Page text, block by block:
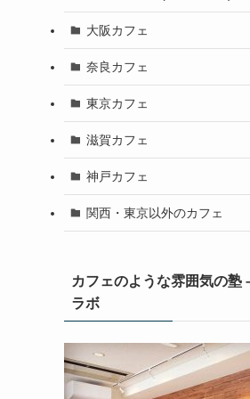
大阪カフェ
奈良カフェ
東京カフェ
滋賀カフェ
神戸カフェ
関西・東京以外のカフェ
カフェのような雰囲気の塾
ラボ